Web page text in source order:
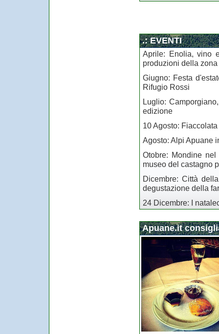
.: EVENTI
Aprile: Enolia, vino
produzioni della
Giugno: Festa
Rifugio Rossi
Luglio:
edizione
10 Agosto:
Agosto: Alpi Apuane
Otobre: Mondine
museo del castagno
Dicembre: Città
degustazione della
24 Dicembre: I
Apuane.it